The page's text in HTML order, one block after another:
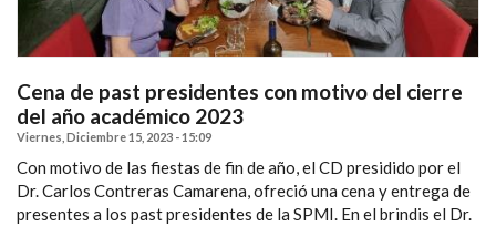
Cena de past presidentes con motivo del cierre
del año académico 2023
Viernes, Diciembre 15, 2023 - 15:09
Con motivo de las fiestas de fin de año, el CD presidido por el
Dr. Carlos Contreras Camarena, ofreció una cena y entrega de
presentes a los past presidentes de la SPMI. En el brindis el Dr.